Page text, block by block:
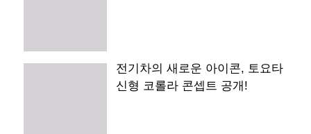
전기차의 새로운 아이콘, 토요타
신형 코롤라 콘셉트 공개!